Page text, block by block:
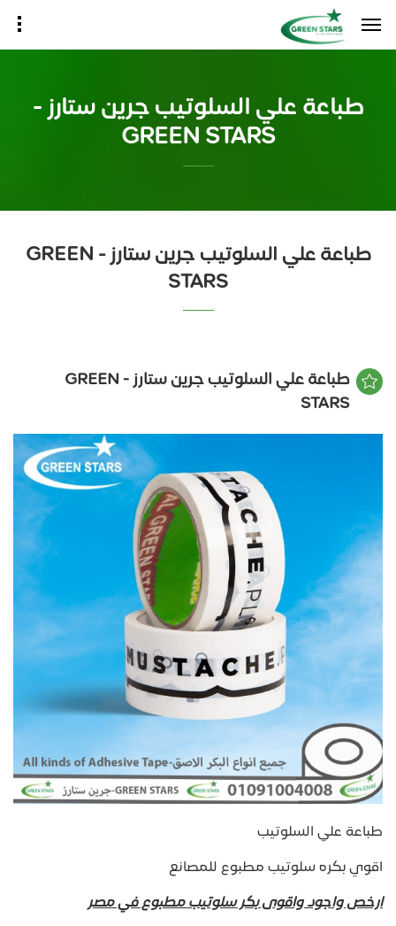
طباعة علي السلوتيب جرين ستارز -
GREEN STARS
طباعة علي السلوتيب جرين ستارز - GREEN
STARS
طباعة علي السلوتيب جرين ستارز - GREEN
STARS
طباعة علي السلوتيب
اقوي بكره سلوتيب مطبوع للمصانع
ارخص واجود واقوى بكر سلوتيب مطبوع في مصر